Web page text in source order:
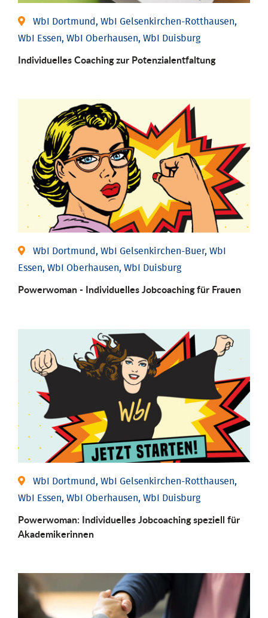
WbI Dortmund, WbI Gelsenkirchen-Rotthausen,
WbI Essen, WbI Oberhausen, WbI Duisburg
Individuelles Coaching zur Potenzialentfaltung
WbI Dortmund, WbI Gelsenkirchen-Buer, WbI
Essen, WbI Oberhausen, WbI Duisburg
Powerwoman - Individu­elles Job­coaching für Frauen
WbI Dortmund, WbI Gelsenkirchen-Rotthausen,
WbI Essen, WbI Oberhausen, WbI Duisburg
Powerwoman: Individu­elles Job­coaching speziell für
Aka­demiker­innen